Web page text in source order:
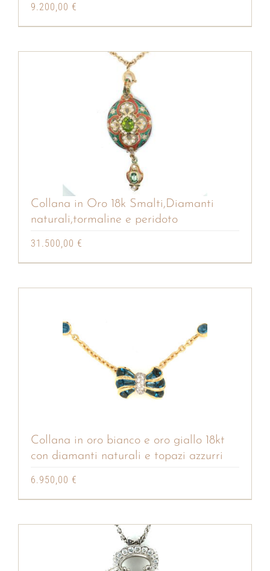
9.200,00 €
Collana in Oro 18k Smalti,Diamanti
naturali,tormaline e peridoto
31.500,00 €
Collana in oro bianco e oro giallo 18kt
con diamanti naturali e topazi azzurri
6.950,00 €